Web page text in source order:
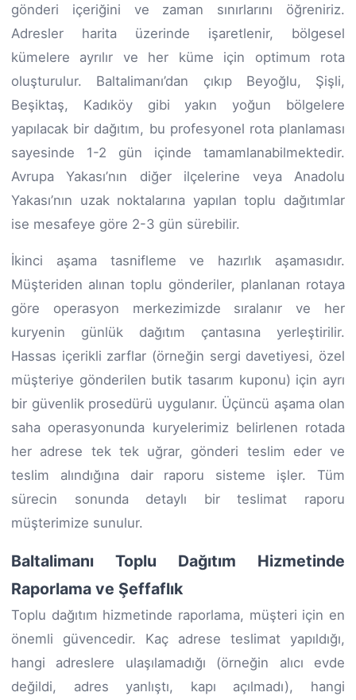
gönderi içeriğini ve zaman sınırlarını öğreniriz.
Adresler harita üzerinde işaretlenir, bölgesel
kümelere ayrılır ve her küme için optimum rota
oluşturulur. Baltalimanı’dan çıkıp Beyoğlu, Şişli,
Beşiktaş, Kadıköy gibi yakın yoğun bölgelere
yapılacak bir dağıtım, bu profesyonel rota planlaması
sayesinde 1-2 gün içinde tamamlanabilmektedir.
Avrupa Yakası’nın diğer ilçelerine veya Anadolu
Yakası’nın uzak noktalarına yapılan toplu dağıtımlar
ise mesafeye göre 2-3 gün sürebilir.
İkinci aşama tasnifleme ve hazırlık aşamasıdır.
Müşteriden alınan toplu gönderiler, planlanan rotaya
göre operasyon merkezimizde sıralanır ve her
kuryenin günlük dağıtım çantasına yerleştirilir.
Hassas içerikli zarflar (örneğin sergi davetiyesi, özel
müşteriye gönderilen butik tasarım kuponu) için ayrı
bir güvenlik prosedürü uygulanır. Üçüncü aşama olan
saha operasyonunda kuryelerimiz belirlenen rotada
her adrese tek tek uğrar, gönderi teslim eder ve
teslim alındığına dair raporu sisteme işler. Tüm
sürecin sonunda detaylı bir teslimat raporu
müşterimize sunulur.
Baltalimanı Toplu Dağıtım Hizmetinde
Raporlama ve Şeffaflık
Toplu dağıtım hizmetinde raporlama, müşteri için en
önemli güvencedir. Kaç adrese teslimat yapıldığı,
hangi adreslere ulaşılamadığı (örneğin alıcı evde
değildi, adres yanlıştı, kapı açılmadı), hangi